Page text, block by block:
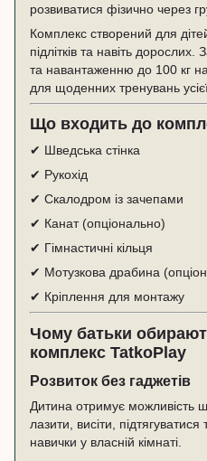
розвиватися фізично через
Комплекс створений для
підлітків та навіть дорослих.
та навантаженню до 100 кг
для щоденних тренувань
Що входить до
✔ Шведська стінка
✔ Рукохід
✔ Скалодром із зачепами
✔ Канат (опціонально)
✔ Гімнастичні кільця
✔ Мотузкова драбина
✔ Кріплення для монтажу
Чому батьки
комплекс TatkoPlay
Розвиток без гаджетів
Дитина отримує можливість
лазити, висіти, підтягуватися
навички у власній кімнаті.